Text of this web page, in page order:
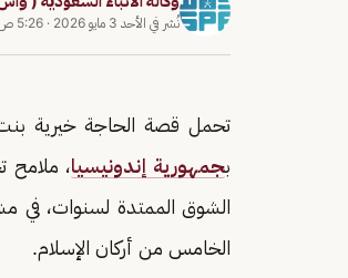
نُشر في الأحد 3 مايو 2026 · 5:26 ص
تحمل قصة الحاجة خيرية
بجمهورية إندونيسيا، ملامح
الشوق الممتدة لسنوات، في
الخامس من أركان الإسلام.